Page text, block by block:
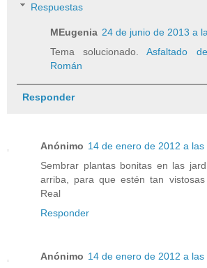
Respuestas
MEugenia 24 de junio de 2013 a
Tema solucionado.Asfaltado
Román
Responder
Anónimo 14 de enero de 2012 a las
Sembrar plantas bonitas en las
arriba, para que estén tan
Real
Responder
Anónimo 14 de enero de 2012 a las